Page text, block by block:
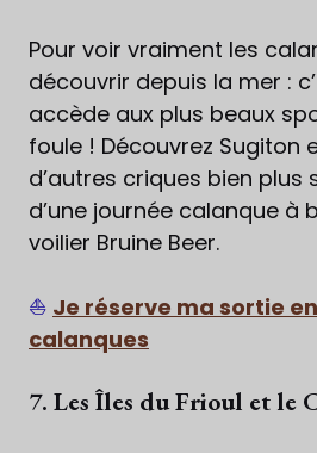
Pour voir vraiment les
découvrir depuis la mer :
accède aux plus beaux
foule ! Découvrez Sugiton
d’autres criques bien plus
d’une journée calanque à
voilier Bruine Beer.
⛵ Je réserve ma sortie
calanques
7. Les Îles du Frioul et le